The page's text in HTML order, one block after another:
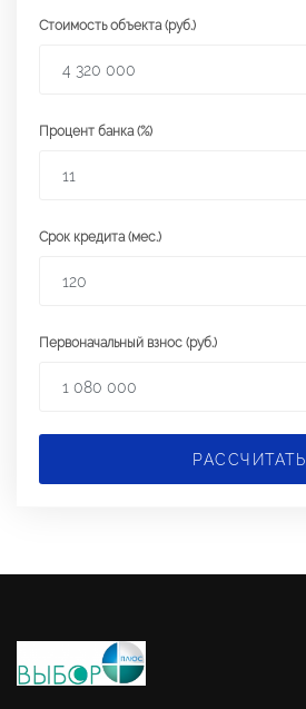
Стоимость объекта (руб.)
Процент банка (%)
Срок кредита (мес.)
Первоначальный взнос (руб.)
РАССЧИТАТЬ